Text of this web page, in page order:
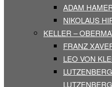
ADAM
NIKOLAUS
KELLER –
FRANZ
LEO VON